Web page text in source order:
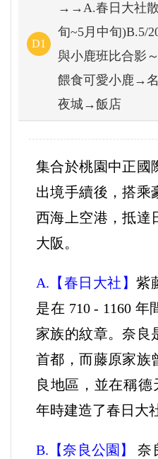
D1
→→A.春日大社散
旬~5月中旬)B.5/
與小鹿班比合影
餵食可愛小鹿→
夜城→飯店
集合於桃園中正國
出境手續後，搭乘
西海上空港，抵達
大阪。
A.【春日大社】紫
是在 710 - 1160
家族的紋章。奈良
首都，而藤原家族
良地區，並在稱德
年時建造了春日大
B.【奈良公園】
奈